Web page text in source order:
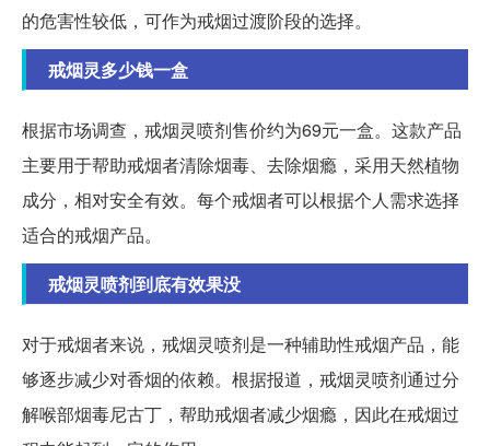
的危害性较低，可作为戒烟过渡阶段的选择。
戒烟灵多少钱一盒
根据市场调查，戒烟灵喷剂售价约为69元一盒。这款产品
主要用于帮助戒烟者清除烟毒、去除烟瘾，采用天然植物
成分，相对安全有效。每个戒烟者可以根据个人需求选择
适合的戒烟产品。
戒烟灵喷剂到底有效果没
对于戒烟者来说，戒烟灵喷剂是一种辅助性戒烟产品，能
够逐步减少对香烟的依赖。根据报道，戒烟灵喷剂通过分
解喉部烟毒尼古丁，帮助戒烟者减少烟瘾，因此在戒烟过